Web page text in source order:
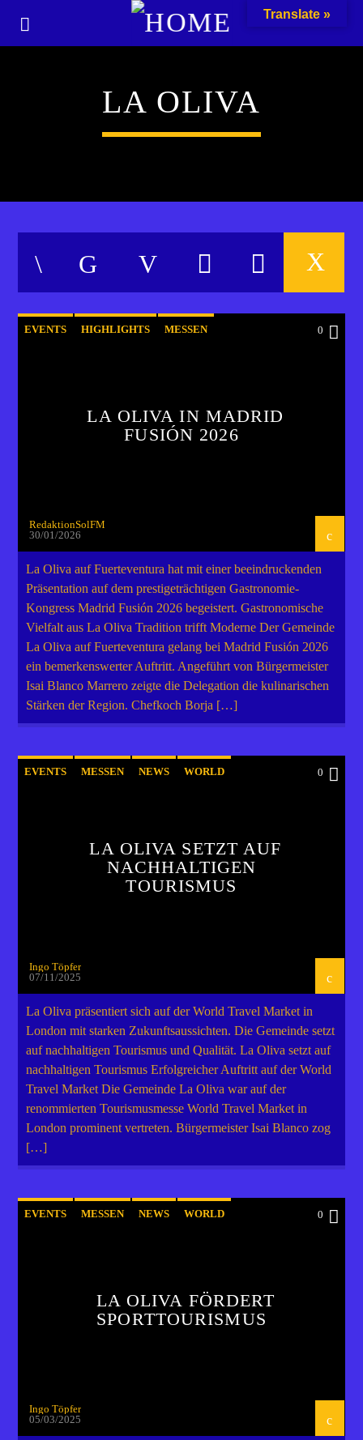
LA OLIVA
EVENTS HIGHLIGHTS MESSEN 0
LA OLIVA IN MADRID
FUSIÓN 2026
RedaktionSolFM
30/01/2026
La Oliva auf Fuerteventura hat mit einer beeindruckenden
Präsentation auf dem prestigeträchtigen Gastronomie-
Kongress Madrid Fusión 2026 begeistert. Gastronomische
Vielfalt aus La Oliva Tradition trifft Moderne Der Gemeinde
La Oliva auf Fuerteventura gelang bei Madrid Fusión 2026
ein bemerkenswerter Auftritt. Angeführt von Bürgermeister
Isai Blanco Marrero zeigte die Delegation die kulinarischen
Stärken der Region. Chefkoch Borja […]
EVENTS MESSEN NEWS WORLD 0
LA OLIVA SETZT AUF
NACHHALTIGEN
TOURISMUS
Ingo Töpfer
07/11/2025
La Oliva präsentiert sich auf der World Travel Market in
London mit starken Zukunftsaussichten. Die Gemeinde setzt
auf nachhaltigen Tourismus und Qualität. La Oliva setzt auf
nachhaltigen Tourismus Erfolgreicher Auftritt auf der World
Travel Market Die Gemeinde La Oliva war auf der
renommierten Tourismusmesse World Travel Market in
London prominent vertreten. Bürgermeister Isai Blanco zog
[…]
EVENTS MESSEN NEWS WORLD 0
LA OLIVA FÖRDERT
SPORTTOURISMUS
Ingo Töpfer
05/03/2025
Translate »